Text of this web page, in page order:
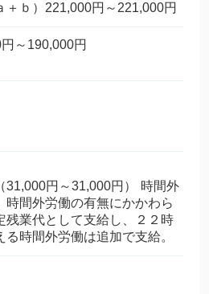
＋ｂ）221,000円～221,000円
～190,000円
円～31,000円） 時間外
時間外労働の有無にかかわら
残業代として支給し、２２時
る時間外労働は追加で支給。